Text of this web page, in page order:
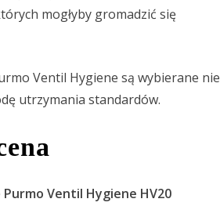
mogłyby gromadzić się
Ventil Hygiene są wybierane nie
utrzymania standardów.
Purmo Ventil Hygiene HV20